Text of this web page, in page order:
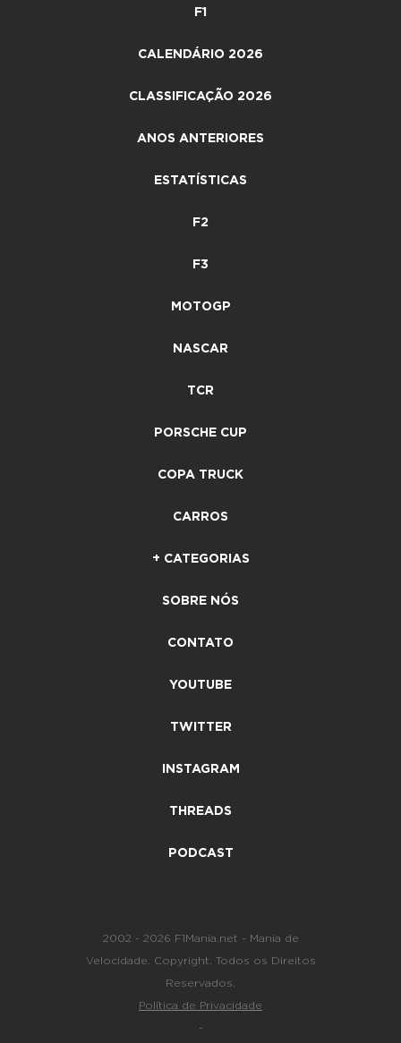
F1
CALENDÁRIO 2026
CLASSIFICAÇÃO 2026
ANOS ANTERIORES
ESTATÍSTICAS
F2
F3
MOTOGP
NASCAR
TCR
PORSCHE CUP
COPA TRUCK
CARROS
+ CATEGORIAS
SOBRE NÓS
CONTATO
YOUTUBE
TWITTER
INSTAGRAM
THREADS
PODCAST
2002 - 2026 F1Mania.net - Mania de
Velocidade. Copyright. Todos os Direitos
Reservados.
Política de Privacidade
-